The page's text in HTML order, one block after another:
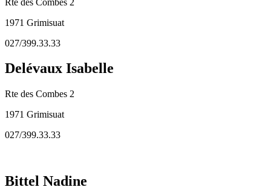
1971 Grimisuat
027/399.33.33
Delévaux Isabelle
Rte des Combes 2
1971 Grimisuat
027/399.33.33
Bittel Nadine